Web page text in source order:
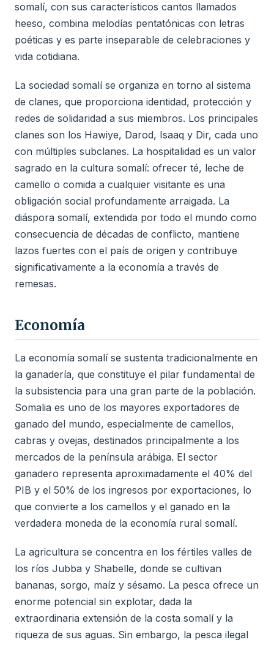
somalí, con sus característicos cantos llamados
heeso, combina melodías pentatónicas con letras
poéticas y es parte inseparable de celebraciones y
vida cotidiana.
La sociedad somalí se organiza en torno al sistema
de clanes, que proporciona identidad, protección y
redes de solidaridad a sus miembros. Los principales
clanes son los Hawiye, Darod, Isaaq y Dir, cada uno
con múltiples subclanes. La hospitalidad es un valor
sagrado en la cultura somalí: ofrecer té, leche de
camello o comida a cualquier visitante es una
obligación social profundamente arraigada. La
diáspora somalí, extendida por todo el mundo como
consecuencia de décadas de conflicto, mantiene
lazos fuertes con el país de origen y contribuye
significativamente a la economía a través de
remesas.
Economía
La economía somalí se sustenta tradicionalmente en
la ganadería, que constituye el pilar fundamental de
la subsistencia para una gran parte de la población.
Somalia es uno de los mayores exportadores de
ganado del mundo, especialmente de camellos,
cabras y ovejas, destinados principalmente a los
mercados de la península arábiga. El sector
ganadero representa aproximadamente el 40% del
PIB y el 50% de los ingresos por exportaciones, lo
que convierte a los camellos y el ganado en la
verdadera moneda de la economía rural somalí.
La agricultura se concentra en los fértiles valles de
los ríos Jubba y Shabelle, donde se cultivan
bananas, sorgo, maíz y sésamo. La pesca ofrece un
enorme potencial sin explotar, dada la
extraordinaria extensión de la costa somalí y la
riqueza de sus aguas. Sin embargo, la pesca ilegal